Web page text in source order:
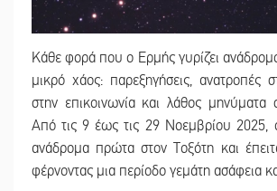
Κάθε φορά που ο Ερμής γυρίζει
μικρό χάος: παρεξηγήσεις, ανατροπές
στην επικοινωνία και λάθος μηνύματα
Από τις 9 έως τις 29 Νοεμβρίου 2025, ο
ανάδρομα πρώτα στον Τοξότη και
φέρνοντας μια περίοδο γεμάτη ασάφεια